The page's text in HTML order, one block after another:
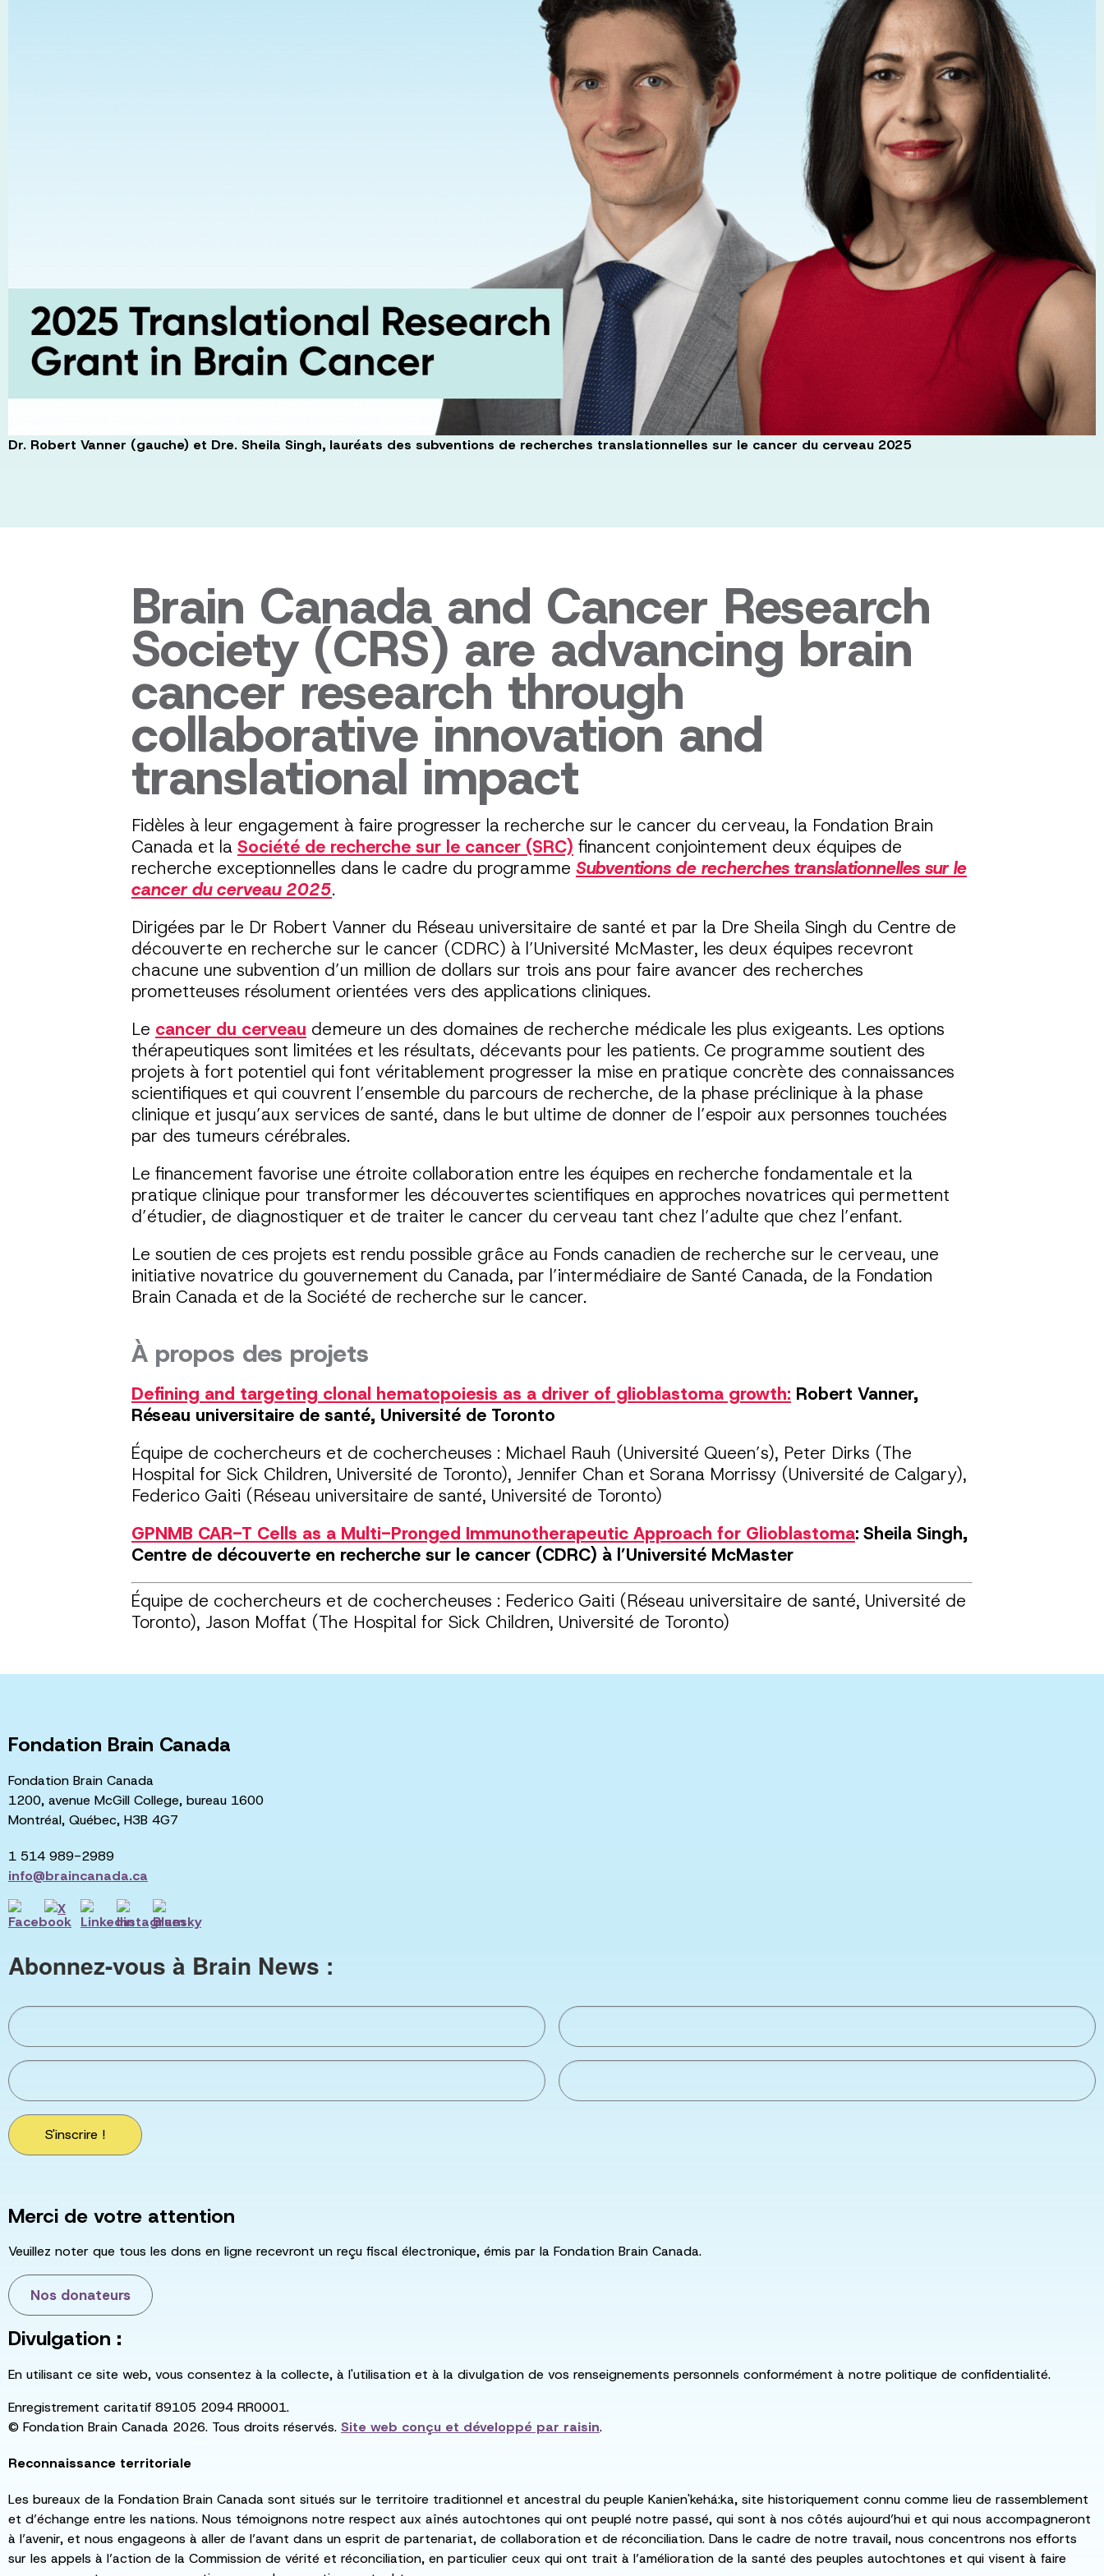
Dr. Robert Vanner (gauche) et Dre. Sheila Singh, lauréats des subventions de recherches translationnelles sur le cancer du cerveau 2025
Brain Canada and Cancer Research
Society (CRS) are advancing brain
cancer research through
collaborative innovation and
translational impact
Fidèles à leur engagement à faire progresser la recherche sur le cancer du cerveau, la Fondation Brain
Canada et la Société de recherche sur le cancer (SRC) financent conjointement deux équipes de
recherche exceptionnelles dans le cadre du programme Subventions de recherches translationnelles sur le
cancer du cerveau 2025.
Dirigées par le Dr Robert Vanner du Réseau universitaire de santé et par la Dre Sheila Singh du Centre de
découverte en recherche sur le cancer (CDRC) à l’Université McMaster, les deux équipes recevront
chacune une subvention d’un million de dollars sur trois ans pour faire avancer des recherches
prometteuses résolument orientées vers des applications cliniques.
Le cancer du cerveau demeure un des domaines de recherche médicale les plus exigeants. Les options
thérapeutiques sont limitées et les résultats, décevants pour les patients. Ce programme soutient des
projets à fort potentiel qui font véritablement progresser la mise en pratique concrète des connaissances
scientifiques et qui couvrent l’ensemble du parcours de recherche, de la phase préclinique à la phase
clinique et jusqu’aux services de santé, dans le but ultime de donner de l’espoir aux personnes touchées
par des tumeurs cérébrales.
Le financement favorise une étroite collaboration entre les équipes en recherche fondamentale et la
pratique clinique pour transformer les découvertes scientifiques en approches novatrices qui permettent
d’étudier, de diagnostiquer et de traiter le cancer du cerveau tant chez l’adulte que chez l’enfant.
Le soutien de ces projets est rendu possible grâce au Fonds canadien de recherche sur le cerveau, une
initiative novatrice du gouvernement du Canada, par l’intermédiaire de Santé Canada, de la Fondation
Brain Canada et de la Société de recherche sur le cancer.
À propos des projets
Defining and targeting clonal hematopoiesis as a driver of glioblastoma growth: Robert Vanner,
Réseau universitaire de santé, Université de Toronto
Équipe de cochercheurs et de cochercheuses : Michael Rauh (Université Queen’s), Peter Dirks (The
Hospital for Sick Children, Université de Toronto), Jennifer Chan et Sorana Morrissy (Université de Calgary),
Federico Gaiti (Réseau universitaire de santé, Université de Toronto)
GPNMB CAR-T Cells as a Multi-Pronged Immunotherapeutic Approach for Glioblastoma: Sheila Singh,
Centre de découverte en recherche sur le cancer (CDRC) à l’Université McMaster
Équipe de cochercheurs et de cochercheuses : Federico Gaiti (Réseau universitaire de santé, Université de
Toronto), Jason Moffat (The Hospital for Sick Children, Université de Toronto)
Fondation Brain Canada
Fondation Brain Canada
1200, avenue McGill College, bureau 1600
Montréal, Québec, H3B 4G7
1 514 989-2989
info@braincanada.ca
Abonnez-vous à Brain News :
S'inscrire !
Merci de votre attention
Veuillez noter que tous les dons en ligne recevront un reçu fiscal électronique, émis par la Fondation Brain Canada.
Nos donateurs
Divulgation :
En utilisant ce site web, vous consentez à la collecte, à l'utilisation et à la divulgation de vos renseignements personnels conformément à notre politique de confidentialité.
Enregistrement caritatif 89105 2094 RR0001.
© Fondation Brain Canada 2026. Tous droits réservés. Site web conçu et développé par raisin.
Reconnaissance territoriale
Les bureaux de la Fondation Brain Canada sont situés sur le territoire traditionnel et ancestral du peuple Kanien'kehá:ka, site historiquement connu comme lieu de rassemblement
et d’échange entre les nations. Nous témoignons notre respect aux aînés autochtones qui ont peuplé notre passé, qui sont à nos côtés aujourd’hui et qui nous accompagneront
à l’avenir, et nous engageons à aller de l’avant dans un esprit de partenariat, de collaboration et de réconciliation. Dans le cadre de notre travail, nous concentrons nos efforts
sur les appels à l’action de la Commission de vérité et réconciliation, en particulier ceux qui ont trait à l’amélioration de la santé des peuples autochtones et qui visent à faire